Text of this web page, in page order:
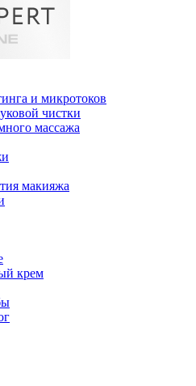
и микротоков
чистки
массажа
макияжа
крем